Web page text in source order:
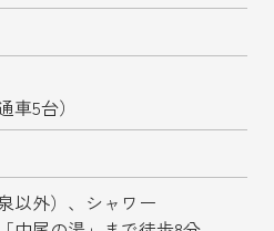
ンリゾート観光局
車5台）
以外）、シャワー